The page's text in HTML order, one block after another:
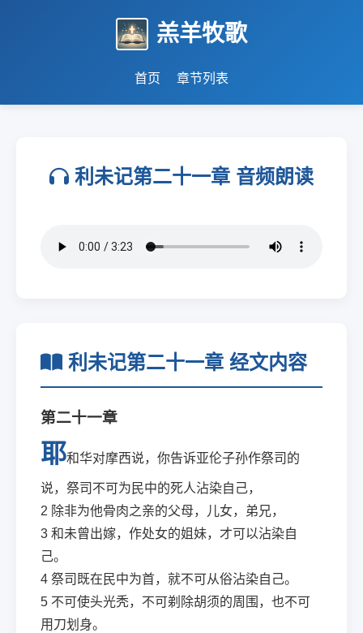
羔羊牧歌
首页 章节列表
利未记第二十一章 音频朗读
利未记第二十一章 经文内容
第二十一章
耶和华对摩西说，你告诉亚伦子孙作祭司的
说，祭司不可为民中的死人沾染自己，
2 除非为他骨肉之亲的父母，儿女，弟兄，
3 和未曾出嫁，作处女的姐妹，才可以沾染自
己。
4 祭司既在民中为首，就不可从俗沾染自己。
5 不可使头光秃，不可剃除胡须的周围，也不可
用刀划身。